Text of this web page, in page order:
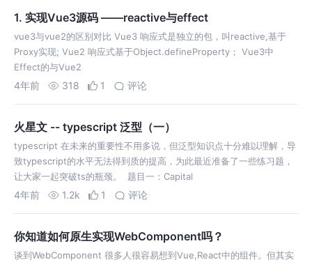
1. 实现Vue3源码 ——reactive与effect
vue3与vue2的区别对比 Vue3 响应式是独立的包，叫reactive,基于
Proxy实现; Vue2 响应式基于Object.defineProperty； Vue3中
Effect的与Vue2
4年前 318 1 评论
火星文 -- typescript 泛型（一）
typescript 在未来的重要性不用多说，但泛型知识点十分难以理解，导
致typescript的水平无法得到质的提高，为此最近准备了一些练习题，
让大家一起突破ts的瓶颈。 ​ 题目一：Capital
4年前 1.2k 1 评论
你知道如何原生实现WebComponent吗？
谈到WebComponent 很多人很容易想到Vue,React中的组件。但其实